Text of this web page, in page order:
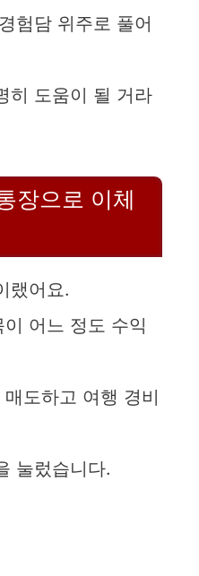
V험담 위주로 풀어
히 도움이 될 거라
장으로 이체
랬어요.
어느 정도 수익
도하고 여행 경비
눌렀습니다.